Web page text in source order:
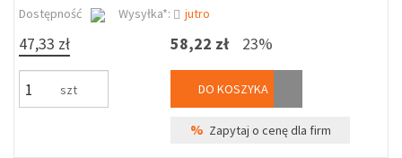
Dostępność
Wysyłka*: jutro
47,33 zł
szt
58,22 zł 23%
DO KOSZYKA
% Zapytaj o cenę dla firm